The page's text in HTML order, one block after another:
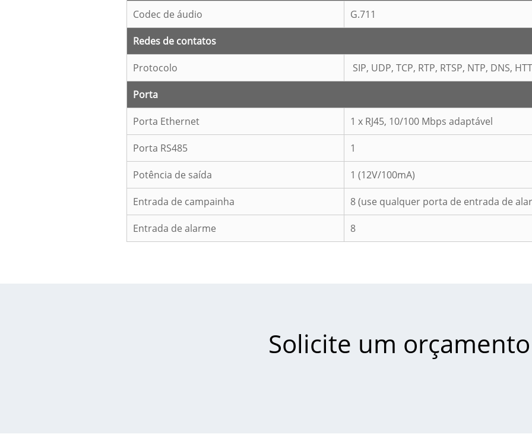
Codec de áudio G.711
Redes de contatos
Protocolo SIP, UDP, TCP, RTP, RTSP, NTP, DNS,
Porta
Porta Ethernet 1 x RJ45, 10/100 Mbps adaptável
Porta RS485 1
Potência de saída 1 (12V/100mA)
Entrada de campainha 8 (use qualquer porta de entrada de
Entrada de alarme 8
Solicite um orçamento